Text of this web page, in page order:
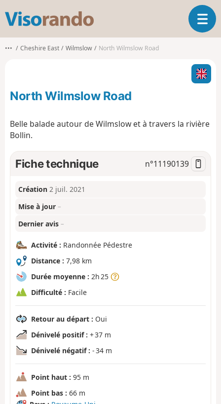
s
o
o
O
u
i
r
l
v
a
t
••• Cheshire East Wilmslow North Wilmslow Road
North Wilmslow Road
Belle balade autour de Wilmslow et à travers la rivière
Bollin.
Fiche technique n°11190139
Création 2 juil. 2021
Mise à jour –
Dernier avis –
Activité : Randonnée Pédestre
Distance : 7,98 km
Durée moyenne : 2h 25
Difficulté : Facile
Retour au départ : Oui
Dénivelé positif : + 37 m
Dénivelé négatif : - 34 m
Point haut : 95 m
Point bas : 66 m